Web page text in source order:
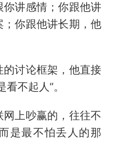
讲感情；你跟他讲
你跟他讲长期，他
讨论框架，他直接
不起人”。
上吵赢的，往往不
是最不怕丢人的那